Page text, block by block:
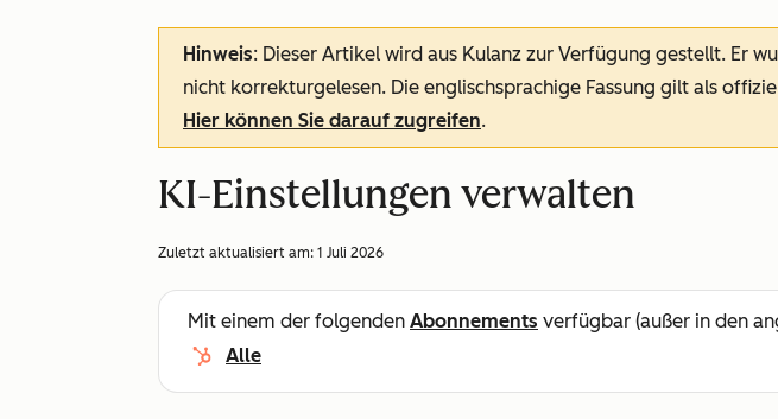
Hinweis: Dieser Artikel wird aus Kulanz zur Verfügung gestellt. Er
nicht korrekturgelesen. Die englischsprachige Fassung gilt als
Hier können Sie darauf zugreifen.
KI-Einstellungen verwalten
Zuletzt aktualisiert am: 1 Juli 2026
Mit einem der folgenden Abonnements verfügbar (außer in den
Alle